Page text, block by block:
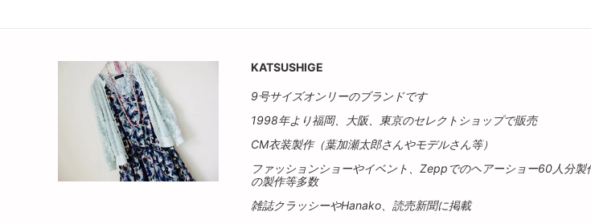
KATSUSHIGE
9号サイズオンリーのブランドです
1998年より福岡、大阪、東京のセレクトショップで販売
CM衣装製作（葉加瀬太郎さんやモデルさん等）
ファッションショーやイベント、Zeppでのヘアーショー60人分
の製作等多数
雑誌クラッシーやHanako、読売新聞に掲載